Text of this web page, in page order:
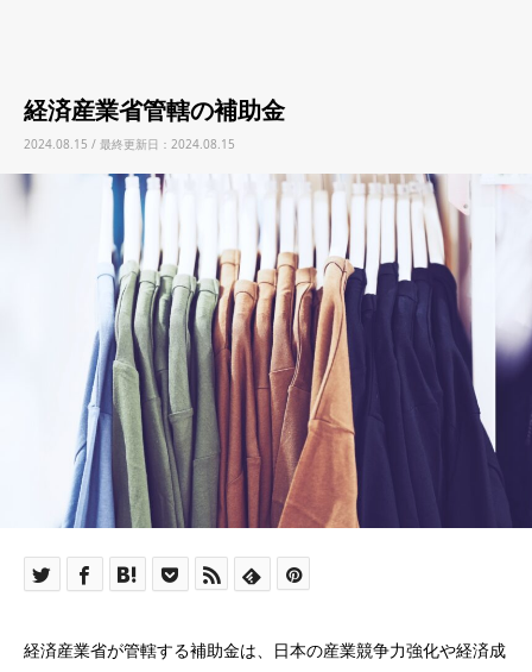
経済産業省管轄の補助金
2024.08.15 / 最終更新日：2024.08.15
経済産業省が管轄する補助金は、日本の産業競争力強化や経済成